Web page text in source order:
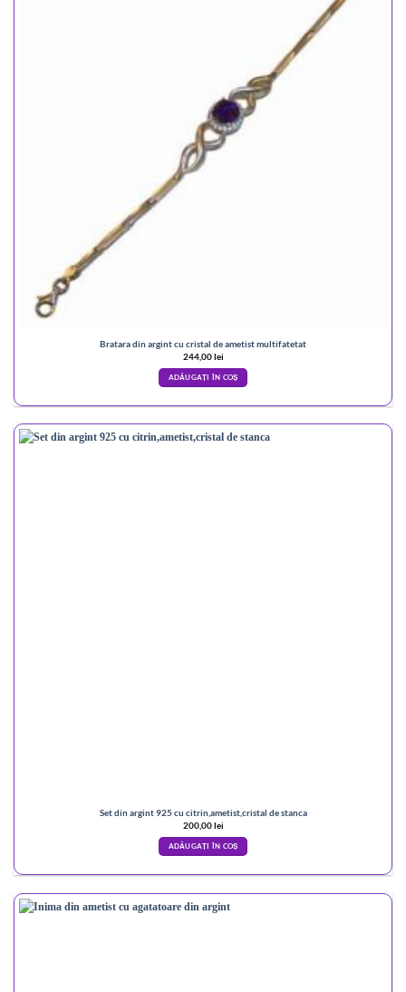
Bratara din argint cu cristal de ametist multifatetat
244,00lei
ADĂUGAȚI ÎN COȘ
Set din argint 925 cu citrin,ametist,cristal de stanca
200,00lei
ADĂUGAȚI ÎN COȘ